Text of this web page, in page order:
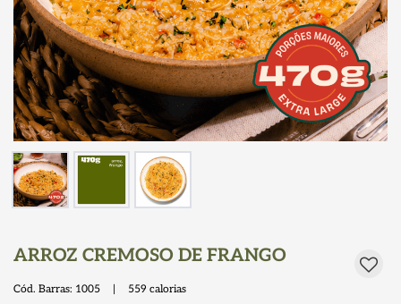
ARROZ CREMOSO DE FRANGO
Cód. Barras: 1005 | 559 calorias